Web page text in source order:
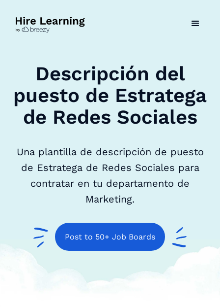
Descripción del
puesto de Estratega
de Redes Sociales
Una plantilla de descripción de puesto
de Estratega de Redes Sociales para
contratar en tu departamento de
Marketing.
Post to 50+ Job Boards